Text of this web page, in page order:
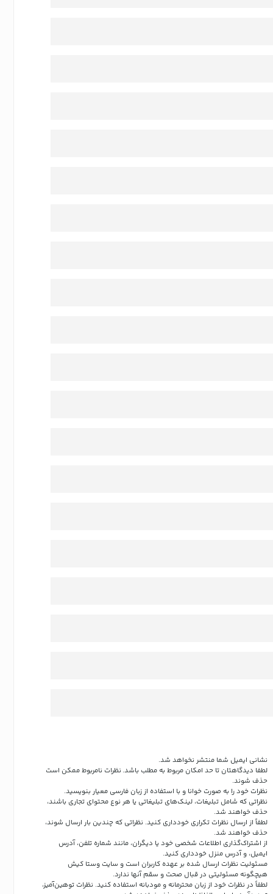
نشانی ایمیل شما منتشر نخواهد شد.
لطفا دیدگاهتان تا حد امکان مربوط به مطلب باشد. نظرات نامربوط ممکن است
حذف شوند.
نظرات خود را به صورت خوانا و با استفاده از زبان فارسی معیار بنویسید.
نظراتی که شامل تبلیغات، لینک‌های تبلیغاتی یا هر نوع محتوای تجاری باشند،
حذف خواهند شد.
لطفاً از ارسال نظرات تکراری خودداری کنید. نظراتی که چندین بار ارسال شوند،
حذف خواهند شد.
از اشتراک‌گذاری اطلاعات شخصی خود یا دیگران، مانند شماره تلفن، آدرس
ایمیل، و آدرس منزل خودداری کنید.
مسئولیت نظرات ارسال شده بر عهده کاربران است و سایت وستا کیش
هیچگونه مسئولیتی در قبال صحت و سقم آنها ندارد.
لطفاً در نظرات خود از زبان محترمانه و مودبانه استفاده کنید. نظرات توهین‌آمیز،